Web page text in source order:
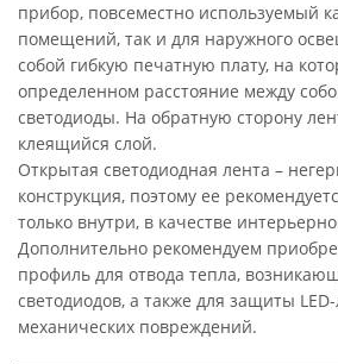
прибор, повсеместно используемый
помещений, так и для наружного
собой гибкую печатную плату, на
определенном расстояние между
светодиоды. На обратную сторону
клеящийся слой.
Открытая светодиодная лента –
конструкция, поэтому ее
только внутри, в качестве
Дополнительно рекомендуем
профиль для отвода тепла,
светодиодов, а также для защиты
механических повреждений.